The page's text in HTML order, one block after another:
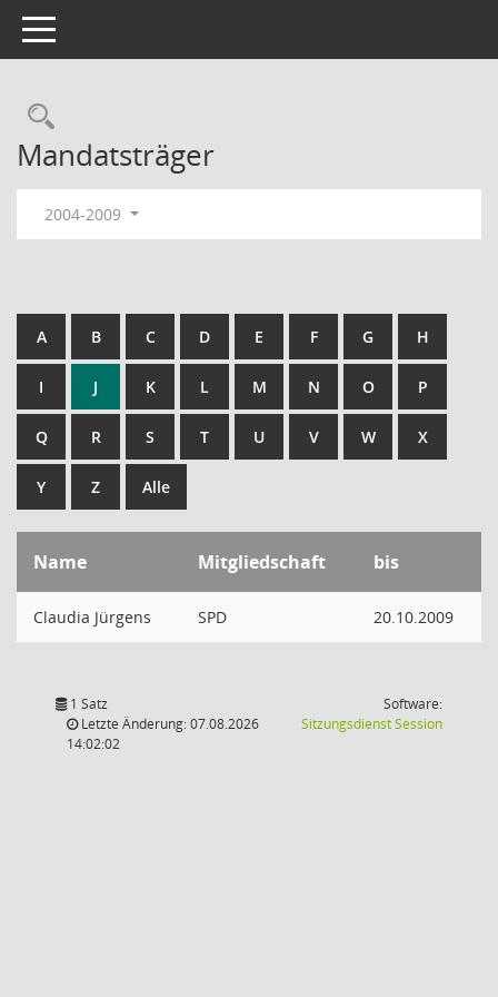
Toggle navigation
Rechercheauswahl
Mandatsträger
2004-2009
A B C D E F G H
I J K L M N O P
Q R S T U V W X
Y Z Alle
Name Mitgliedschaft bis
Claudia Jürgens SPD 20.10.2009
1 Satz
Letzte Änderung: 07.08.2026
14:02:02
Software:
SitzungsdienstSession(Wird in